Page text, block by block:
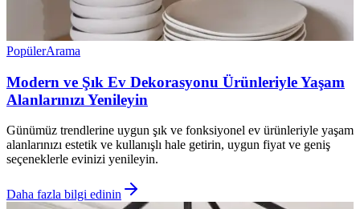
PopülerArama
Modern ve Şık Ev Dekorasyonu Ürünleriyle Yaşam
Alanlarınızı Yenileyin
Günümüz trendlerine uygun şık ve fonksiyonel ev ürünleriyle yaşam
alanlarınızı estetik ve kullanışlı hale getirin, uygun fiyat ve geniş
seçeneklerle evinizi yenileyin.
Daha fazla bilgi edinin